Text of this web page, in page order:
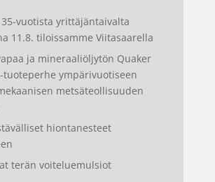
vuotista yrittäjäntaivalta
11.8. tiloissamme Viitasaarella
ja mineraaliöljytön Quaker
tuoteperhe ympärivuotiseen
metsäteollisuuden
hiontanesteet
terän voiteluemulsiot